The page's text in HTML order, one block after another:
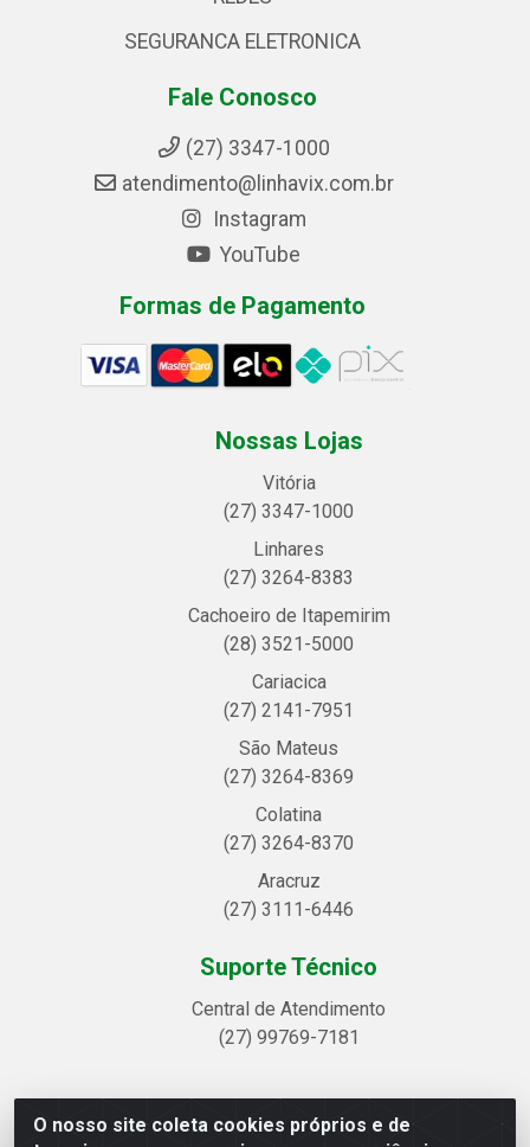
O nosso site coleta cookies próprios e de
SEGURANCA ELETRONICA
Fale Conosco
(27) 3347-1000
atendimento@linhavix.com.br
Instagram
YouTube
Formas de Pagamento
Nossas Lojas
Vitória
(27) 3347-1000
Linhares
(27) 3264-8383
Cachoeiro de Itapemirim
(28) 3521-5000
Cariacica
(27) 2141-7951
São Mateus
(27) 3264-8369
Colatina
(27) 3264-8370
Aracruz
(27) 3111-6446
Suporte Técnico
Central de Atendimento
(27) 99769-7181
Linhavix Distribuidora LTDA - Avenida Alegre, 2521 -